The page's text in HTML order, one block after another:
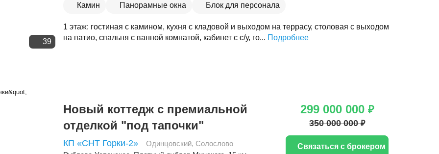
39
Камин Панорамные окна Блок для персонала
1 этаж: гостиная с камином, кухня с кладовой и выходом на террасу, столовая с выходом
на патио, спальня с ванной комнатой, кабинет с с/у, го... Подробнее
Новый коттедж с премиальной
отделкой "под тапочки"
КП «СНТ Горки-2» Одинцовский, Солослово
299 000 000 ₽
350 000 000 ₽
Связаться с брокером